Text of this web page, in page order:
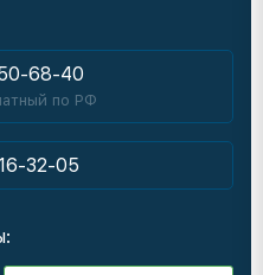
68-40
по РФ
32-05